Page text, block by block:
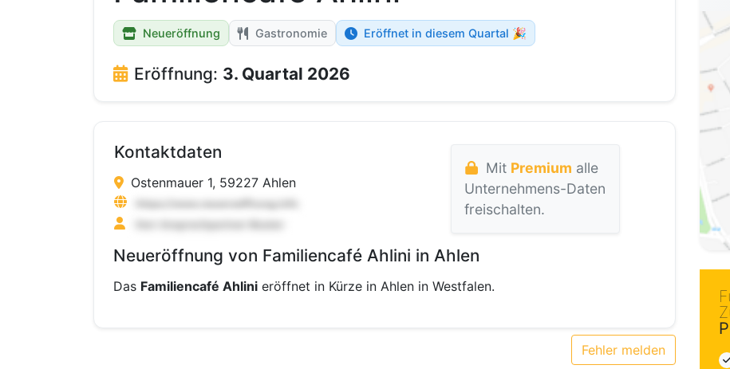
Neueröffnung Gastronomie Eröffnet in diesem Quartal 🎉
Eröffnung: 3. Quartal 2026
Kontaktdaten
Ostenmauer 1, 59227 Ahlen
Mit Premium alle
Unternehmens-Daten
freischalten.
Neueröffnung von Familiencafé Ahlini in Ahlen
Das Familiencafé Ahlini eröffnet in Kürze in Ahlen in Westfalen.
Fehler melden